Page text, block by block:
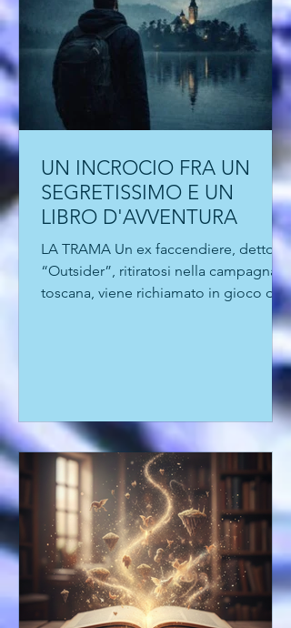
UN INCROCIO FRA UN
LIBRO D'AVVENTURA
LA TRAMA Un ex faccendiere, detto
“Outsider”, ritiratosi nella campagna
toscana, viene richiamato in gioco da
contengono il “dossier Granzig”,
prove dei crimini commessi nei Balcani
e strumento di ricatto nelle mani
sbagliate. Outsider si ritrova in una
spirale di complotti, inseguimenti e
tradimenti, tra killer ustascia, agenti
sloveni, russi, serbi e giornalisti
doppiogioc